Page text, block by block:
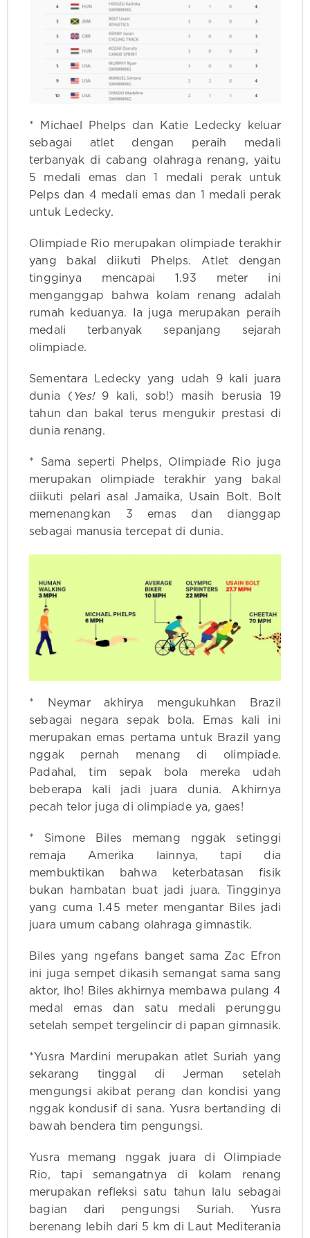
* Michael Phelps dan Katie Ledecky keluar
sebagai atlet dengan peraih medali
terbanyak di cabang olahraga renang, yaitu
5 medali emas dan 1 medali perak untuk
Pelps dan 4 medali emas dan 1 medali perak
untuk Ledecky.
Olimpiade Rio merupakan olimpiade terakhir
yang bakal diikuti Phelps. Atlet dengan
tingginya mencapai 1.93 meter ini
menganggap bahwa kolam renang adalah
rumah keduanya. Ia juga merupakan peraih
medali terbanyak sepanjang sejarah
olimpiade.
Sementara Ledecky yang udah 9 kali juara
dunia ( Yes!9 kali, sob!) masih berusia 19
tahun dan bakal terus mengukir prestasi di
dunia renang.
* Sama seperti Phelps, Olimpiade Rio juga
merupakan olimpiade terakhir yang bakal
diikuti pelari asal Jamaika, Usain Bolt. Bolt
memenangkan 3 emas dan dianggap
sebagai manusia tercepat di dunia.
* Neymar akhirya mengukuhkan Brazil
sebagai negara sepak bola. Emas kali ini
merupakan emas pertama untuk Brazil yang
nggak pernah menang di olimpiade.
Padahal, tim sepak bola mereka udah
beberapa kali jadi juara dunia. Akhirnya
pecah telor juga di olimpiade ya, gaes!
* Simone Biles memang nggak setinggi
remaja Amerika lainnya, tapi dia
membuktikan bahwa keterbatasan fisik
bukan hambatan buat jadi juara. Tingginya
yang cuma 1.45 meter mengantar Biles jadi
juara umum cabang olahraga gimnastik.
Biles yang ngefans banget sama Zac Efron
ini juga sempet dikasih semangat sama sang
aktor, lho! Biles akhirnya membawa pulang 4
medal emas dan satu medali perunggu
setelah sempet tergelincir di papan gimnasik.
*Yusra Mardini merupakan atlet Suriah yang
sekarang tinggal di Jerman setelah
mengungsi akibat perang dan kondisi yang
nggak kondusif di sana. Yusra bertanding di
bawah bendera tim pengungsi.
Yusra memang nggak juara di Olimpiade
Rio, tapi semangatnya di kolam renang
merupakan refleksi satu tahun lalu sebagai
bagian dari pengungsi Suriah. Yusra
berenang lebih dari 5 km di Laut Mediterania